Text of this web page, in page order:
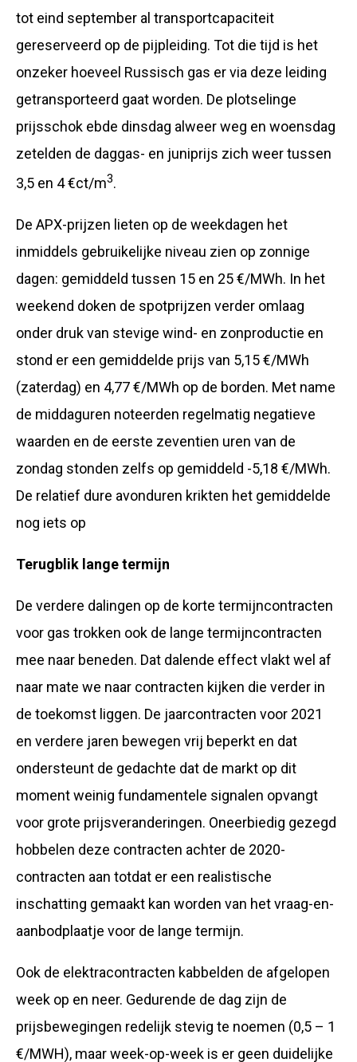
tot eind september al transportcapaciteit
gereserveerd op de pijpleiding. Tot die tijd is het
onzeker hoeveel Russisch gas er via deze leiding
getransporteerd gaat worden. De plotselinge
prijsschok ebde dinsdag alweer weg en woensdag
zetelden de daggas- en juniprijs zich weer tussen
3,5 en 4 €ct/m3.
De APX-prijzen lieten op de weekdagen het
inmiddels gebruikelijke niveau zien op zonnige
dagen: gemiddeld tussen 15 en 25 €/MWh. In het
weekend doken de spotprijzen verder omlaag
onder druk van stevige wind- en zonproductie en
stond er een gemiddelde prijs van 5,15 €/MWh
(zaterdag) en 4,77 €/MWh op de borden. Met name
de middaguren noteerden regelmatig negatieve
waarden en de eerste zeventien uren van de
zondag stonden zelfs op gemiddeld -5,18 €/MWh.
De relatief dure avonduren krikten het gemiddelde
nog iets op
Terugblik lange termijn
De verdere dalingen op de korte termijncontracten
voor gas trokken ook de lange termijncontracten
mee naar beneden. Dat dalende effect vlakt wel af
naar mate we naar contracten kijken die verder in
de toekomst liggen. De jaarcontracten voor 2021
en verdere jaren bewegen vrij beperkt en dat
ondersteunt de gedachte dat de markt op dit
moment weinig fundamentele signalen opvangt
voor grote prijsveranderingen. Oneerbiedig gezegd
hobbelen deze contracten achter de 2020-
contracten aan totdat er een realistische
inschatting gemaakt kan worden van het vraag-en-
aanbodplaatje voor de lange termijn.
Ook de elektracontracten kabbelden de afgelopen
week op en neer. Gedurende de dag zijn de
prijsbewegingen redelijk stevig te noemen (0,5 – 1
€/MWH), maar week-op-week is er geen duidelijke